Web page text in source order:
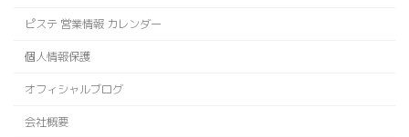
ピステ 営業情報 カレンダー
個人情報保護
オフィシャルブログ
会社概要